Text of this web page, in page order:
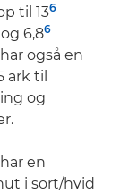
til 136
6,86
også en
ark til
og
har en
i sort/hvid